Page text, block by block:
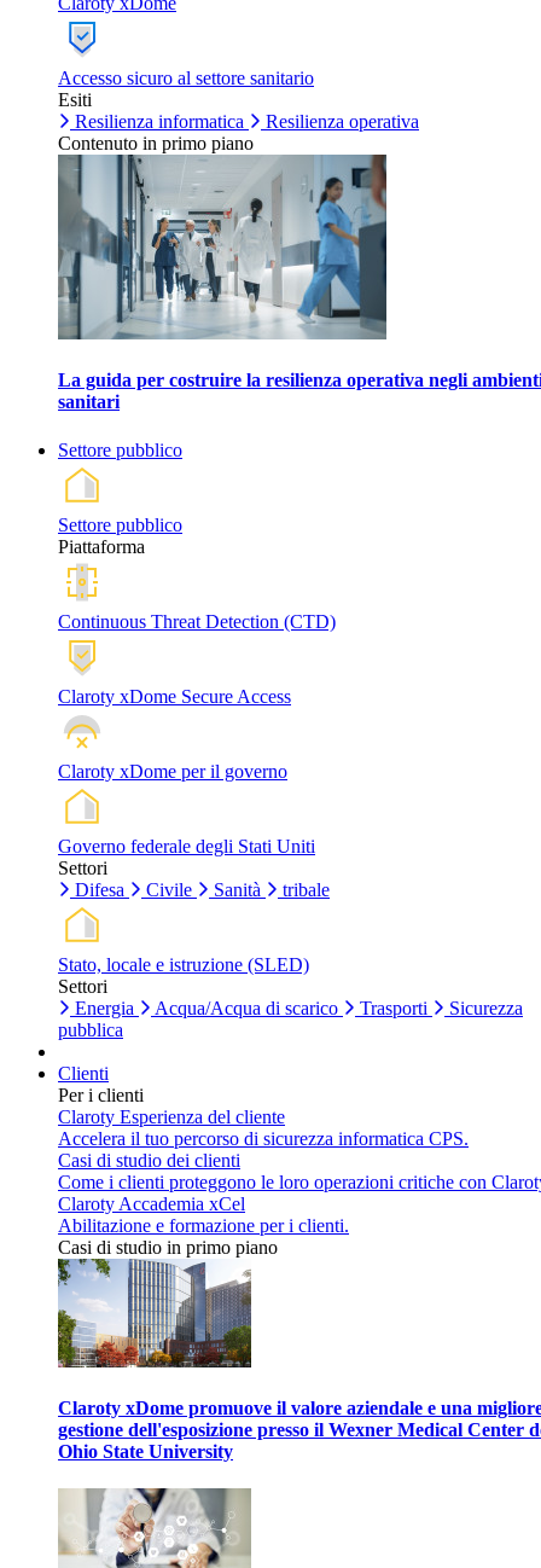
Accesso sicuro al settore sanitario
Esiti
Resilienza informatica
Resilienza operativa
Contenuto in primo piano
La guida per costruire la resilienza operativa negli
sanitari
Settore pubblico
Settore pubblico
Piattaforma
Continuous Threat Detection (CTD)
Claroty xDome Secure Access
Claroty xDome per il governo
Governo federale degli Stati Uniti
Settori
Difesa
Civile Sanità tribale
Stato, locale e istruzione (SLED)
Settori
Energia
Acqua/Acqua di scarico Trasporti
Sicurezza
pubblica
Clienti
Per i clienti
Claroty Esperienza del cliente
Accelera il tuo percorso di sicurezza informatica CPS.
Casi di studio dei clienti
Come i clienti proteggono le loro operazioni critiche con
Claroty Accademia xCel
Abilitazione e formazione per i clienti.
Casi di studio in primo piano
Claroty xDome promuove il valore aziendale e una
gestione dell'esposizione presso il Wexner Medical Center
Ohio State University